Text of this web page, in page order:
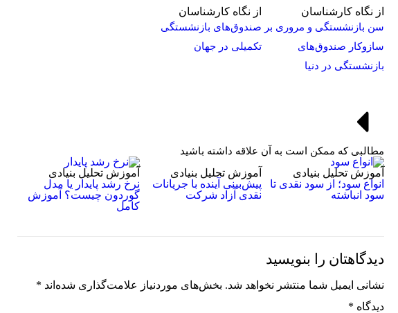
از نگاه کارشناسان
سن بازنشستگی و مروری بر
سازوکار صندوق‌های
بازنشستگی در دنیا
از نگاه کارشناسان
صندوق‌های بازنشستگی
تکمیلی در جهان
مطالبی که ممکن است به آن علاقه داشته باشید
آموزش تحلیل بنیادی
انواع سود؛ از سود نقدی تا
سود انباشته
آموزش تحلیل بنیادی
پیش‌بینی آینده با جریانات
نقدی آزاد شرکت
آموزش تحلیل بنیادی
نرخ رشد پایدار یا مدل
گوردون چیست؟ آموزش
کامل
دیدگاهتان را بنویسید
نشانی ایمیل شما منتشر نخواهد شد. بخش‌های موردنیاز علامت‌گذاری شده‌اند *
دیدگاه *